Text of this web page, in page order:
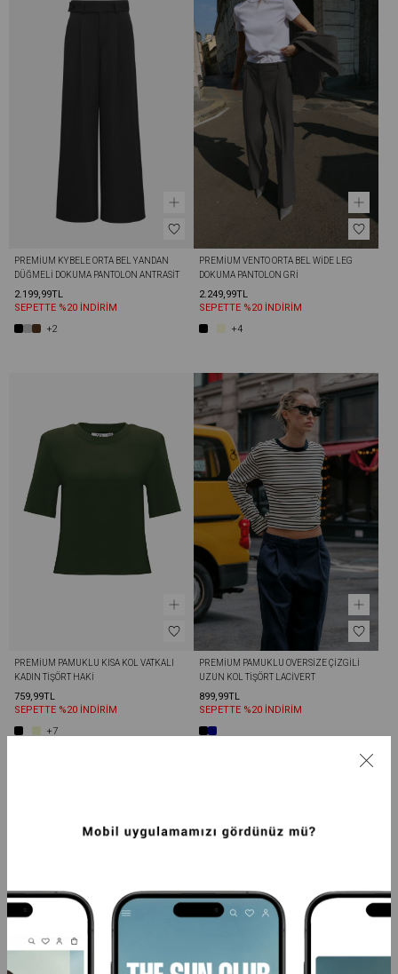
PREMIUM KYBELE ORTA BEL YANDAN
DÜĞMELI DOKUMA PANTOLON ANTRASIT
2.199,99TL
SEPETTE %20 İNDİRİM
+2
PREMIUM VENTO ORTA BEL WIDE LEG
DOKUMA PANTOLON GRI
2.249,99TL
SEPETTE %20 İNDİRİM
+4
PREMIUM PAMUKLU KISA KOL VATKALI
KADIN TIŞÖRT HAKI
759,99TL
SEPETTE %20 İNDİRİM
+7
PREMIUM PAMUKLU OVERSIZE ÇIZGILI
UZUN KOL TIŞÖRT LACIVERT
899,99TL
SEPETTE %20 İNDİRİM